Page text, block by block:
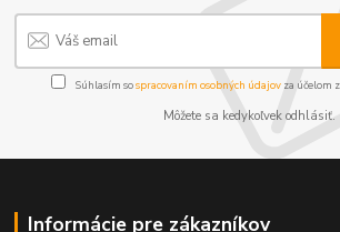
Súhlasím sospracovaním osobných údajov za účelom
Môžete sa kedykoľvek odhlásiť.
Informácie pre zákazníkov